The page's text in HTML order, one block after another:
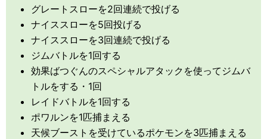
グレートスローを2回連続で投げる
ナイススローを5回投げる
ナイススローを3回連続で投げる
ジムバトルを1回する
効果ばつぐんのスペシャルアタックを使ってジムバ
トルをする・1回
レイドバトルを1回する
ポワルンを1匹捕まえる
天候ブーストを受けているポケモンを3匹捕まえる